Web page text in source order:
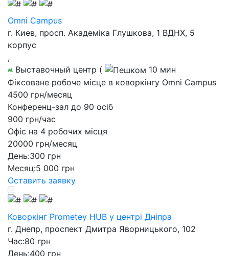
Omni Campus
г. Киев, просп. Академіка Глушкова, 1 ВДНХ, 5
корпус
,
Выставочный центр (
10 мин
Фіксоване робоче місце в коворкінгу Omni Campus
4500 грн/месяц
Конференц-зал до 90 осіб
900 грн/час
Офіс на 4 робочих місця
20000 грн/месяц
День:300 грн
Месяц:5 000 грн
Оставить заявку
Коворкінг Prometey HUB у центрі Дніпра
г. Днепр, проспект Дмитра Яворницького, 102
Час:80 грн
День:400 грн